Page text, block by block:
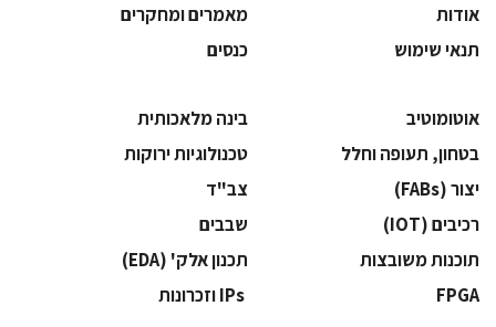
אודות
מאמרים ומחקרים
תנאי שימוש
כנסים
אוטומוטיב
בינה מלאכותית
בטחון, תעופה וחלל
‫טכנולוגיות ירוקות‬
‫יצור (‪(FABs‬‬
‫צב"ד‬
‫רכיבים‬ (IOT)
‫שבבים‬
‫תוכנות משובצות‬
‫תכנון אלק' (‪(EDA‬‬
‫‪FPGA‬‬